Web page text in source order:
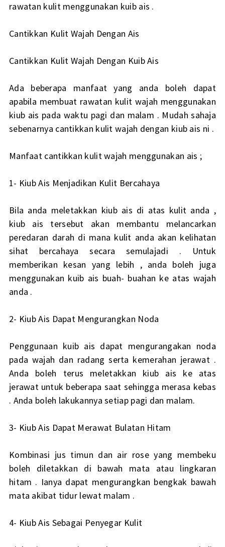
rawatan kulit menggunakan kuib ais .
Cantikkan Kulit Wajah Dengan Ais
Cantikkan Kulit Wajah Dengan Kuib Ais
Ada beberapa manfaat yang anda boleh dapat
apabila membuat rawatan kulit wajah menggunakan
kiub ais pada waktu pagi dan malam . Mudah sahaja
sebenarnya cantikkan kulit wajah dengan kiub ais ni .
Manfaat cantikkan kulit wajah menggunakan ais ;
1- Kiub Ais Menjadikan Kulit Bercahaya
Bila anda meletakkan kiub ais di atas kulit anda ,
kiub ais tersebut akan membantu melancarkan
peredaran darah di mana kulit anda akan kelihatan
sihat bercahaya secara semulajadi . Untuk
memberikan kesan yang lebih , anda boleh juga
menggunakan kuib ais buah- buahan ke atas wajah
anda .
2- Kiub Ais Dapat Mengurangkan Noda
Penggunaan kuib ais dapat mengurangakan noda
pada wajah dan radang serta kemerahan jerawat .
Anda boleh terus meletakkan kiub ais ke atas
jerawat untuk beberapa saat sehingga merasa kebas
. Anda boleh lakukannya setiap pagi dan malam.
3- Kiub Ais Dapat Merawat Bulatan Hitam
Kombinasi jus timun dan air rose yang membeku
boleh diletakkan di bawah mata atau lingkaran
hitam . Ianya dapat mengurangkan bengkak bawah
mata akibat tidur lewat malam .
4- Kiub Ais Sebagai Penyegar Kulit